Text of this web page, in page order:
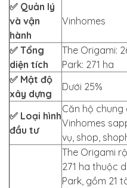
✅ Quản lý
và vận
hành
Vinhomes
✅ Tổng
diện tích
The Origami:
Park: 271 ha
✅ Mật độ
xây dựng
Dưới 25%
✅ Loại hình
đầu tư
Căn hộ
Vinhomes
vụ, shop,
The Origami
271 ha thuộc
Park, gồm 21